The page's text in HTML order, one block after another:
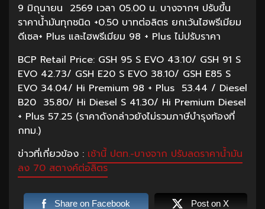
9 มิถุนายน 2569 เวลา 05.00 น. บางจากฯ ปรับขึ้น
ราคาน้ำมันทุกชนิด +0.50 บาทต่อลิตร ยกเว้นไฮพรีเมียม
ดีเซล+ Plus และไฮพรีเมียม 98 + Plus ไม่ปรับราคา
BCP Retail Price: GSH 95 S EVO 43.10/ GSH 91 S
EVO 42.73/ GSH E20 S EVO 38.10/ GSH E85 S
EVO 34.04/ Hi Premium 98 + Plus 53.44 / Diesel
B20 35.80/ Hi Diesel S 41.30/ Hi Premium Diesel
+ Plus 57.25 (ราคาดังกล่าวยังไม่รวมภาษีบำรุงท้องที่
กทม.)
ข่าวที่เกี่ยวข้อง : เช้านี้ ปตท.-บางจาก ปรับลดราคาน้ำมัน
ลง 70 สตางค์ต่อลิตร
Share on Facebook Post on X